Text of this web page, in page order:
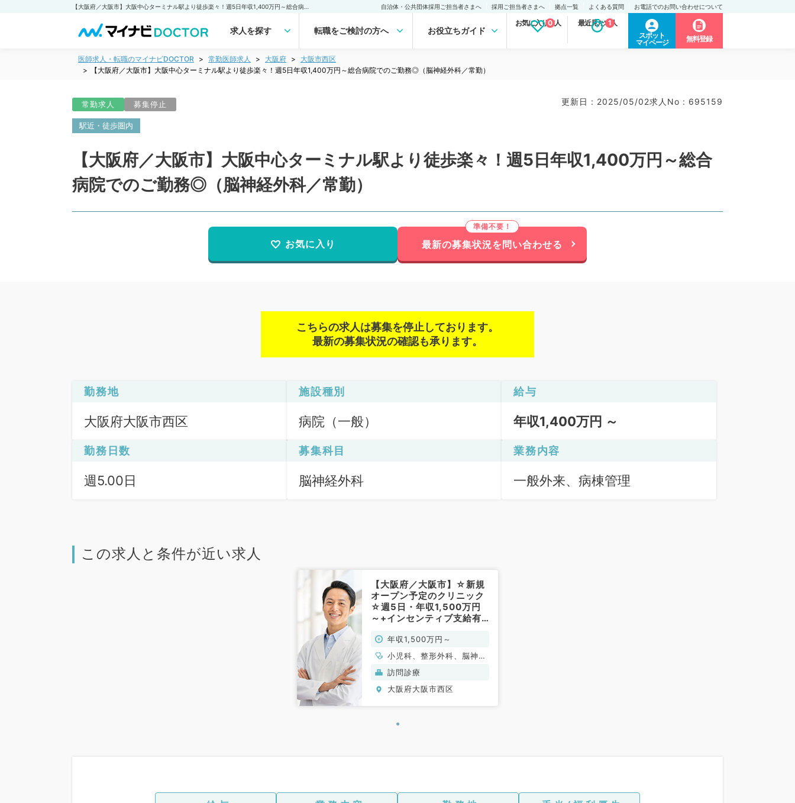
自治体・公共団体採用ご担当者さまへ 採用ご担当者さまへ 拠点一覧 よくある質問 お電話でのお問い合わせについて
求人を探す 転職をご検討の方へ お役立ちガイド
お気に入り求人
0 最近見た求人
1
スポット
マイページ
無料登録
医師求人・転職のマイナビDOCTOR 常勤医師求人 大阪府
大阪市西区
【大阪府／大阪市】大阪中心ターミナル駅より徒歩楽々！週5日年収1,400万円～総合病院でのご勤務◎（脳神経外科／常勤）
常勤求人 募集停止 更新日 : 2025/05/02求人No : 695159
駅近・徒歩圏内
【大阪府／大阪市】大阪中心ターミナル駅より徒歩楽々！週5日年収1,400万円～総合
病院でのご勤務◎（脳神経外科／常勤）
お気に入り 最新の募集状況を問い合わせる
こちらの求人は募集を停止しております。
最新の募集状況の確認も承ります。
勤務地
大阪府大阪市西区
施設種別
病院（一般）
給与
年収1,400万円 ～
勤務日数
週5.00日
募集科目
脳神経外科
業務内容
一般外来、病棟管理
この求人と条件が近い求人
【大阪府／大阪市】☆新規
オープン予定のクリニック
☆週5日・年収1,500万円
～+インセンティブ支給有
興味がある先生にお勧めで
す（科目不問／常勤）
年収1,500万円～
小児科、整形外科、脳神経
外科、呼吸器外科、心臓血
管外科、産婦人科、婦人
科、一般内科、循環器内
臓内科、外科系全般、一般
訪問診療
大阪府大阪市西区